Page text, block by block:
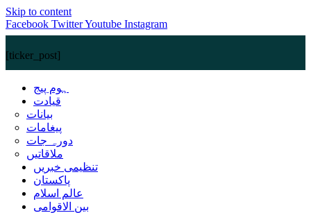
Skip to content
Facebook TwitterYoutube Instagram
[ticker_post]
ہوم پیج
قیادت
بیانات
پیغامات
دورہ جات
ملاقاتیں
تنظیمی خبریں
پاکستان
عالم اسلام
بین الاقوامی